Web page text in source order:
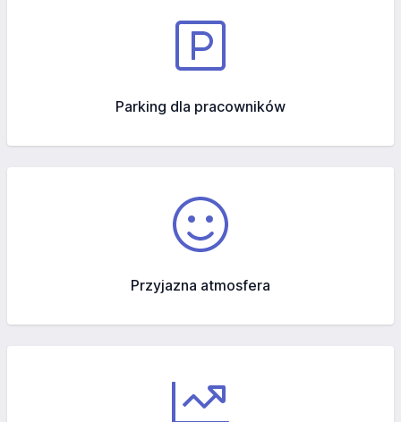
Parking dla pracowników
Przyjazna atmosfera